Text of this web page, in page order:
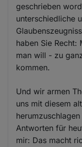
geschrieben
unterschiedliche
haben Sie Recht:
man will - zu
kommen.
Und wir armen
uns mit diesem
Antworten für
mir: Das macht